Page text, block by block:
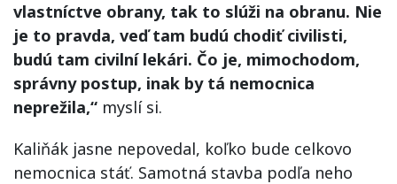
vlastníctve obrany, tak to slúži na obranu. Nie
je to pravda, veď tam budú chodiť civilisti,
budú tam civilní lekári. Čo je, mimochodom,
správny postup, inak by tá nemocnica
neprežila,“ myslí si.
Kaliňák jasne nepovedal, koľko bude celkovo
nemocnica stáť. Samotná stavba podľa neho